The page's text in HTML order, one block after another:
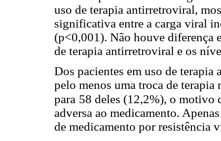
uso de terapia antirretroviral,
significativa entre a carga viral
(p<0,001). Não houve diferença
de terapia antirretroviral e os
Dos pacientes em uso de
pelo menos uma troca de terapia
para 58 deles (12,2%), o motivo
adversa ao medicamento.
de medicamento por resistência